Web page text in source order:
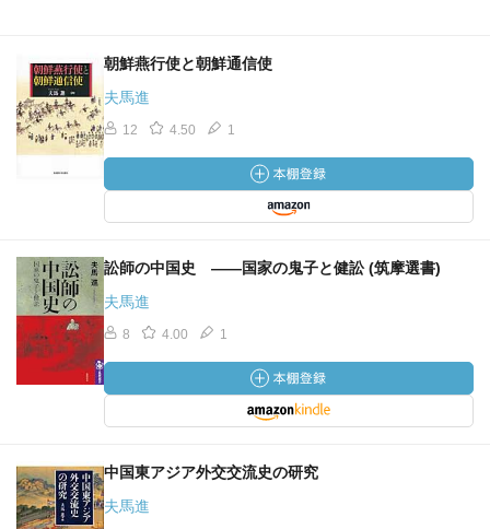
朝鮮燕行使と朝鮮通信使
夫馬進
12 4.50 1
訟師の中国史 ――国家の鬼子と健訟 (筑摩選書)
夫馬進
8 4.00 1
中国東アジア外交交流史の研究
夫馬進